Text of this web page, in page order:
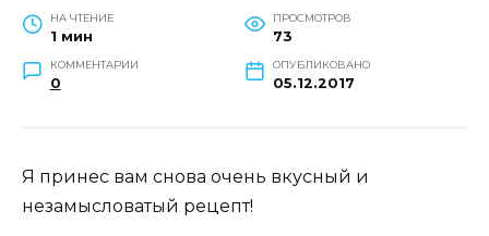
НА ЧТЕНИЕ
1 мин
ПРОСМОТРОВ
73
КОММЕНТАРИИ
0
ОПУБЛИКОВАНО
05.12.2017
Я принес вам снова очень вкусный и
незамысловатый рецепт!